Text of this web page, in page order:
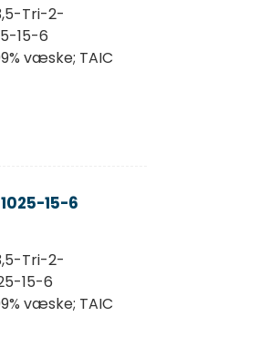
Tri-2-
15-6
væske; TAIC
15-6
Tri-2-
15-6
væske; TAIC